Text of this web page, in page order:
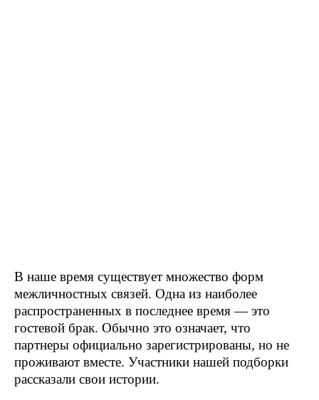
В наше время существует множество форм
межличностных связей. Одна из наиболее
распространенных в последнее время — это
гостевой брак. Обычно это означает, что
партнеры официально зарегистрированы, но не
проживают вместе. Участники нашей подборки
рассказали свои истории.